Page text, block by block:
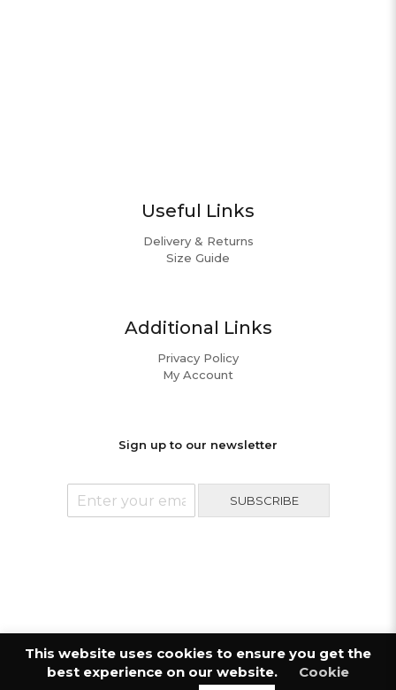
Useful Links
Delivery & Returns
Size Guide
Additional Links
Privacy Policy
My Account
Sign up to our newsletter
m
r
e
s
SUBSCRIBE
© 2023 LOTH. All Rights Reserved. Designed by
Sketch Creative.
This website uses cookies to ensure you get the
best experience on our website.
Cookie